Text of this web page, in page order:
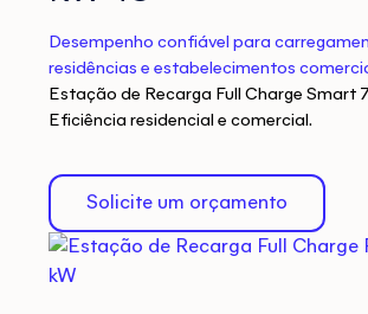
Desempenho confiável para
residências e estabelecimentos
Estação de Recarga Full Charge Smart
Eficiência residencial e comercial.
Solicite um orçamento